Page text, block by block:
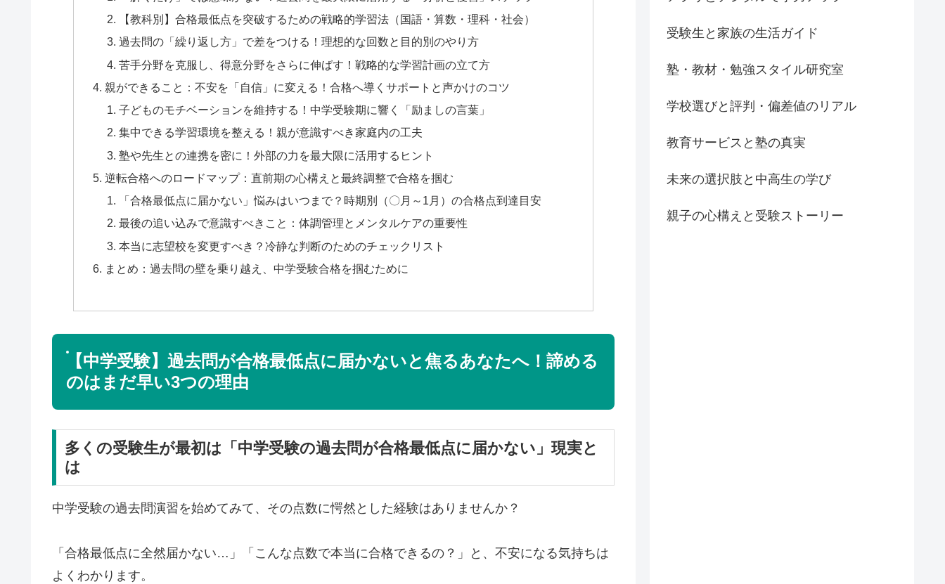
【教科別】合格最低点を突破するための戦略的学習法（国語・算数・理科・社会）
過去問の「繰り返し方」で差をつける！理想的な回数と目的別のやり方
苦手分野を克服し、得意分野をさらに伸ばす！戦略的な学習計画の立て方
親ができること：不安を「自信」に変える！合格へ導くサポートと声かけのコツ
子どものモチベーションを維持する！中学受験期に響く「励ましの言葉」
集中できる学習環境を整える！親が意識すべき家庭内の工夫
塾や先生との連携を密に！外部の力を最大限に活用するヒント
逆転合格へのロードマップ：直前期の心構えと最終調整で合格を掴む
「合格最低点に届かない」悩みはいつまで？時期別（〇月～1月）の合格点到達目安
最後の追い込みで意識すべきこと：体調管理とメンタルケアの重要性
本当に志望校を変更すべき？冷静な判断のためのチェックリスト
まとめ：過去問の壁を乗り越え、中学受験合格を掴むために
【中学受験】過去問が合格最低点に届かないと焦るあなたへ！諦める
のはまだ早い3つの理由
多くの受験生が最初は「中学受験の過去問が合格最低点に届かない」現実と
は
中学受験の過去問演習を始めてみて、その点数に愕然とした経験はありませんか？
「合格最低点に全然届かない…」「こんな点数で本当に合格できるの？」と、不安になる気持ちは
よくわかります。
受験生と家族の生活ガイド
塾・教材・勉強スタイル研究室
学校選びと評判・偏差値のリアル
教育サービスと塾の真実
未来の選択肢と中高生の学び
親子の心構えと受験ストーリー